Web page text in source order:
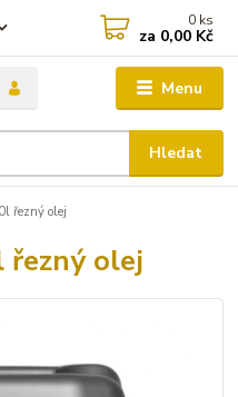
Menu
Hledat
0 ks
za 0,00 Kč
řezný olej
řezný olej